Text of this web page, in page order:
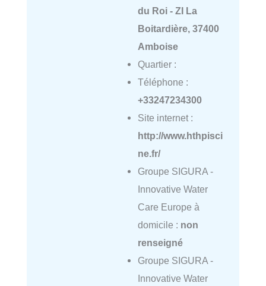
du Roi - ZI La
Boitardière, 37400
Amboise
Quartier :
Téléphone :
+33247234300
Site internet :
http://www.hthpisci
ne.fr/
Groupe SIGURA -
Innovative Water
Care Europe à
domicile : non
renseigné
Groupe SIGURA -
Innovative Water